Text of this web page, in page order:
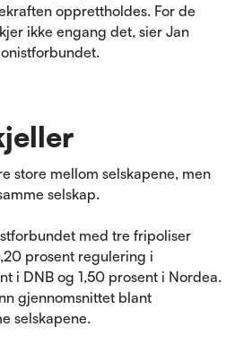
opprettholdes. For de
ikke engang det, sier Jan
store mellom selskapene, men
selskap.
med tre fripoliser
prosent regulering i
i DNB og 1,50 prosent i Nordea.
gjennomsnittet blant
selskapene.